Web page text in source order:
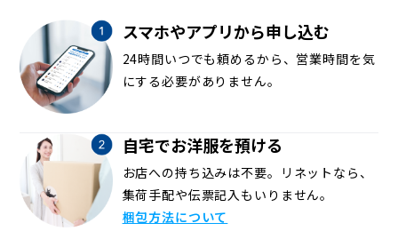
スマホやアプリから申し込む
24時間いつでも頼めるから、営業時間を気
にする必要がありません。
自宅でお洋服を預ける
お店への持ち込みは不要。リネットなら、
集荷手配や伝票記入もいりません。
梱包方法について